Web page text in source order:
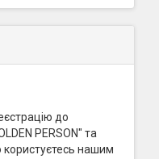
до
PERSON" та
нашим